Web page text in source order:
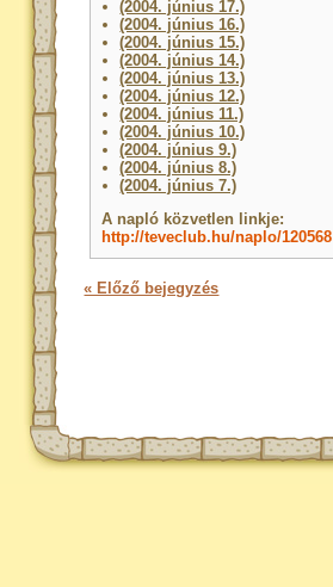
(2004. június 17.)
(2004. június 16.)
(2004. június 15.)
(2004. június 14.)
(2004. június 13.)
(2004. június 12.)
(2004. június 11.)
(2004. június 10.)
(2004. június 9.)
(2004. június 8.)
(2004. június 7.)
A napló közvetlen linkje:
http://teveclub.hu/naplo/120568
« Előző bejegyzés